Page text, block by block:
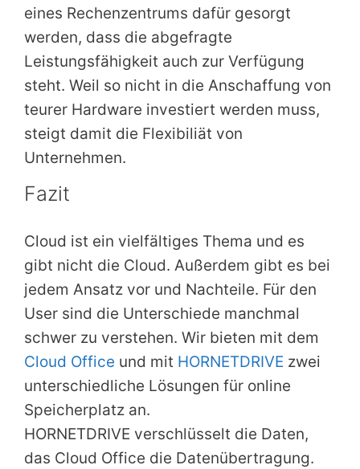
eines Rechenzentrums dafür gesorgt
werden, dass die abgefragte
Leistungsfähigkeit auch zur Verfügung
steht. Weil so nicht in die Anschaffung von
teurer Hardware investiert werden muss,
steigt damit die Flexibiliät von
Unternehmen.
Fazit
Cloud ist ein vielfältiges Thema und es
gibt nicht die Cloud. Außerdem gibt es bei
jedem Ansatz vor und Nachteile. Für den
User sind die Unterschiede manchmal
schwer zu verstehen. Wir bieten mit dem
Cloud Office und mit HORNETDRIVE zwei
unterschiedliche Lösungen für online
Speicherplatz an.
HORNETDRIVE verschlüsselt die Daten,
das Cloud Office die Datenübertragung.